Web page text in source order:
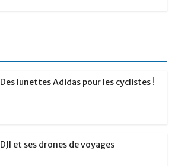
Des lunettes Adidas pour les cyclistes !
DJI et ses drones de voyages